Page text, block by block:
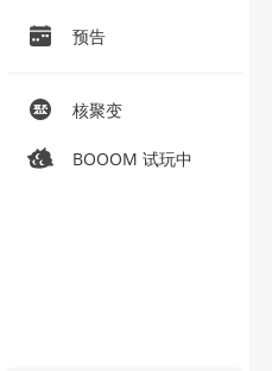
预告
核聚变
BOOOM 试玩中